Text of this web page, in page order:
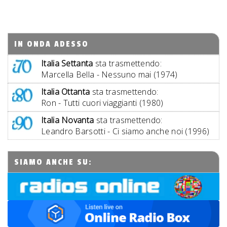
IN ONDA ADESSO
Italia Settanta sta trasmettendo:
Marcella Bella - Nessuno mai (1974)
Italia Ottanta sta trasmettendo:
Ron - Tutti cuori viaggianti (1980)
Italia Novanta sta trasmettendo:
Leandro Barsotti - Ci siamo anche noi (1996)
SIAMO ANCHE SU: